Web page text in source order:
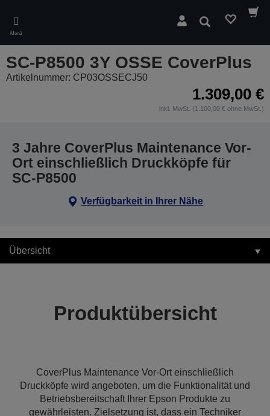
main
content
Menü
Suchen
SC-P8500 3Y OSSE CoverPlus
Artikelnummer: CP03OSSECJ50
1.309,00 €
inkl. MwSt. (1.100,00 € ohne MwSt.)
3 Jahre CoverPlus Maintenance Vor-
Ort einschließlich Druckköpfe für
SC-P8500
Verfügbarkeit in Ihrer Nähe
Übersicht
Produktübersicht
CoverPlus Maintenance Vor-Ort einschließlich
Druckköpfe wird angeboten, um die Funktionalität und
Betriebsbereitschaft Ihrer Epson Produkte zu
gewährleisten. Zielsetzung ist, dass ein Techniker